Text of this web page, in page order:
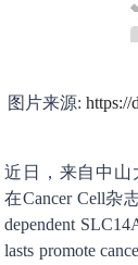
图片来源: https://
近日，来自中山
在Cancer Cell杂
dependent
lasts promote